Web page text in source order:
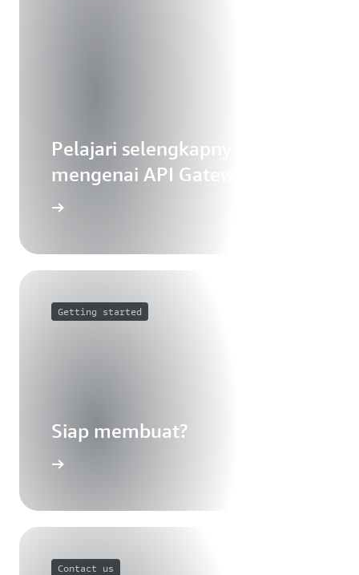
Pelajari selengkapnya
mengenai API Gateway
Getting started
Siap membuat?
Contact us